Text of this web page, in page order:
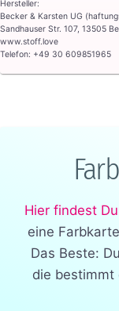
Hersteller:
Becker & Karsten UG
Sandhauser Str. 107, 13505
www.stoff.love
Telefon: +49 30 609851965
Hier findest
eine
Das Beste:
die bestimmt